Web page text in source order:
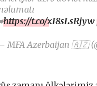
https://t.co/xI8sLsRjyw
MFA Azerbaijan 🇦🇿